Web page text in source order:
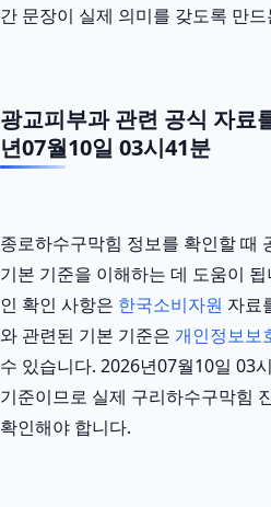
간 문장이 실제 의미를 갖도록 만
광교피부과 관련 공식 자료
년07월10일 03시41분
종로하수구막힘 정보를 확인할 때
기본 기준을 이해하는 데 도움이
인 확인 사항은 한국소비자원 자료
와 관련된 기본 기준은 개인정보보
수 있습니다. 2026년07월10일 03
기준이므로 실제 구리하수구막힘
확인해야 합니다.